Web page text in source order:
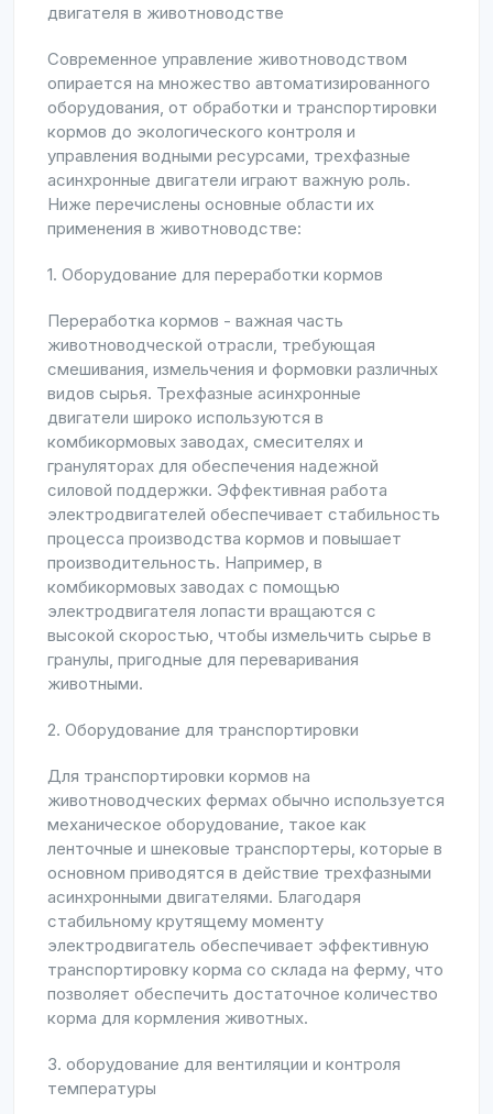
двигателя в животноводстве
Современное управление животноводством
опирается на множество автоматизированного
оборудования, от обработки и транспортировки
кормов до экологического контроля и
управления водными ресурсами, трехфазные
асинхронные двигатели играют важную роль.
Ниже перечислены основные области их
применения в животноводстве:
1. Оборудование для переработки кормов
Переработка кормов - важная часть
животноводческой отрасли, требующая
смешивания, измельчения и формовки различных
видов сырья. Трехфазные асинхронные
двигатели широко используются в
комбикормовых заводах, смесителях и
грануляторах для обеспечения надежной
силовой поддержки. Эффективная работа
электродвигателей обеспечивает стабильность
процесса производства кормов и повышает
производительность. Например, в
комбикормовых заводах с помощью
электродвигателя лопасти вращаются с
высокой скоростью, чтобы измельчить сырье в
гранулы, пригодные для переваривания
животными.
2. Оборудование для транспортировки
Для транспортировки кормов на
животноводческих фермах обычно используется
механическое оборудование, такое как
ленточные и шнековые транспортеры, которые в
основном приводятся в действие трехфазными
асинхронными двигателями. Благодаря
стабильному крутящему моменту
электродвигатель обеспечивает эффективную
транспортировку корма со склада на ферму, что
позволяет обеспечить достаточное количество
корма для кормления животных.
3. оборудование для вентиляции и контроля
температуры